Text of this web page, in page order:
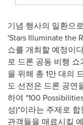
기념 행사의 일환으
'Stars Illuminate the
쇼를 개최할 예정이
로 드론 공동 비행
을 위해 총 1만 대의
도 선전은 드론 공연
하여 "100
성)"이라는 주제로
관객들을 매료시킬